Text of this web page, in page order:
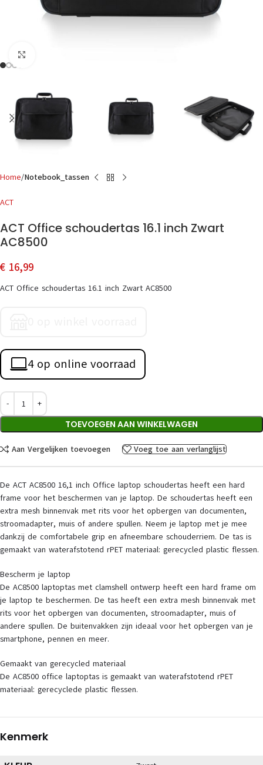
Home Notebook_tassen
ACT
ACT Office schoudertas 16.1 inch Zwart
AC8500
€ 16,99
ACT Office schoudertas 16.1 inch Zwart AC8500
4 op online voorraad
TOEVOEGEN AAN WINKELWAGEN
Aan Vergelijken toevoegen Voeg toe aan verlanglijst
De ACT AC8500 16,1 inch Office laptop schoudertas heeft een hard
frame voor het beschermen van je laptop. De schoudertas heeft een
extra mesh binnenvak met rits voor het opbergen van documenten,
stroomadapter, muis of andere spullen. Neem je laptop met je mee
dankzij de comfortabele grip en afneembare schouderriem. De tas is
gemaakt van waterafstotend rPET materiaal: gerecycled plastic flessen.
Bescherm je laptop
De AC8500 laptoptas met clamshell ontwerp heeft een hard frame om
je laptop te beschermen. De tas heeft een extra mesh binnenvak met
rits voor het opbergen van documenten, stroomadapter, muis of
andere spullen. De buitenvakken zijn ideaal voor het opbergen van je
smartphone, pennen en meer.
Gemaakt van gerecycled materiaal
De AC8500 office laptoptas is gemaakt van waterafstotend rPET
materiaal: gerecyclede plastic flessen.
Kenmerk